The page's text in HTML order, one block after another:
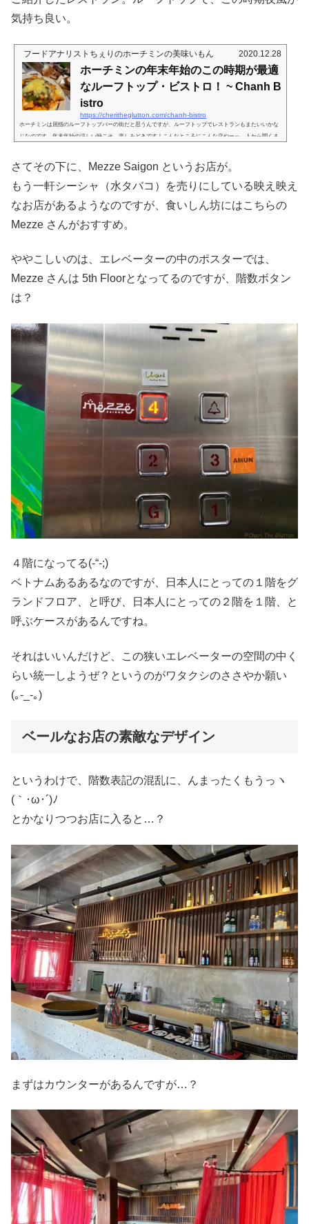
気持ち良い。
フードアナリストちぇりのホーチミンの美味いもん 2020.12.28
ホーチミンの年末年始のこの時期が最適
なルーフトップ・ビストロ！ ~ Chanh B
istro
https://cheritheglutton.com/chanh-bistro
ホーチミンは屈指のルーフトップバーの街だと思うんですが、ルーフトップでレストランもまたいいかな
じなのです。年末年始の涼しい時こそ、楽しみどきです！こんなところにこんな店やーっ、人から聞くま
の、Truong Dinh側に、こんな入り口が。そういえば、読めない文字のお店があるなーとは思ってたのです
が（今回ご紹介するお店の下の...
さてその下に、Mezze Saigon というお店が。
もう一軒シーシャ（水タバコ）を売りにしている映え映え
なお店があるようなのですが、食いしん坊にはこちらの
Mezze さんがおすすめ。
ややこしいのは、エレベーターの中のポスターでは、
Mezze さんは 5th Floorとなってるのですが、階数ボタン
は？
４階になってる(-“-;)
ベトナムあるあるなのですが、日本人にとっての１階をグ
ランドフロア、と呼び、日本人にとっての２階を１階、と
呼ぶケースがあるんですね。
それはいいんだけど、この狭いエレベーターの空間の中く
らい統一しようぜ？というのがワタクシのささやか願い
(｡-_-｡)
ベールなお店の素敵なデザイン
というわけで、階数表記の混乱に、んまったくもうっヽ
(｀･ω･´)ﾉ
とかなりつつお店に入ると…？
まずはカウンターがあるんですが…？